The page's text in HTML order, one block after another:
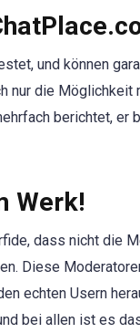
und können
nur die
berichtet, er
Werk!
dass nicht die
Diese
echten Usern
bei allen ist es